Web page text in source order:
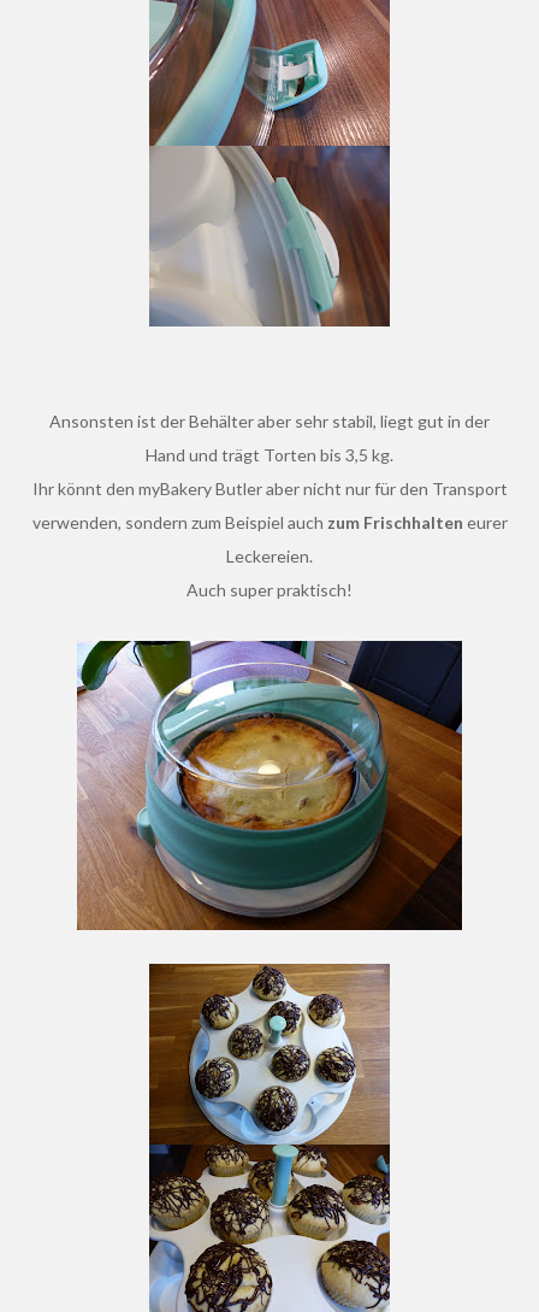
Ansonsten ist der Behälter aber sehr stabil, liegt gut in der
Hand und trägt Torten bis 3,5 kg.
Ihr könnt den myBakery Butler aber nicht nur für den Transport
verwenden, sondern zum Beispiel auch zum Frischhalten eurer
Leckereien.
Auch super praktisch!